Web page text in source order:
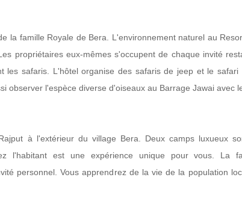
la famille Royale de Bera. L'environnement naturel au
propriétaires eux-mêmes s'occupent de chaque invité
les safaris. L'hôtel organise des safaris de jeep et le
observer l'espèce diverse d'oiseaux au Barrage Jawai avec
à l'extérieur du village Bera. Deux camps luxueux
l'habitant est une expérience unique pour vous. La
personnel. Vous apprendrez de la vie de la population